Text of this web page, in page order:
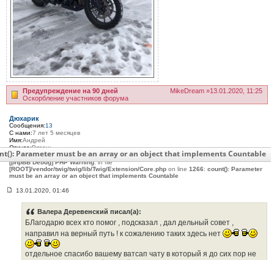
MikeDream »13.01.2020, 11:25
Предупреждение на 90 дней
Оскорбление участников форума
Дюхарик
Сообщения:13
С нами:7 лет 5 месяцев
Имя:Андрей
Откуда:Рязань
Мото:Triumph Tiger 1200 Explorer 2014
[phpBB Debug] PHP Warning: in file
[ROOT]/vendor/twig/twig/lib/Twig/Extension/Core.php on line 1266: count(): Parameter
must be an array or an object that implements Countable
Parameter must be an array or an object that implements Countable
13.01.2020, 01:46
Валера Деревенский писал(а):
БЛагодарю всех кто помог , подсказал , дал дельный совет ,
направил на верный путь ! к сожалению таких здесь нет
отдельное спасибо вашему ватсап чату в который я до сих пор не